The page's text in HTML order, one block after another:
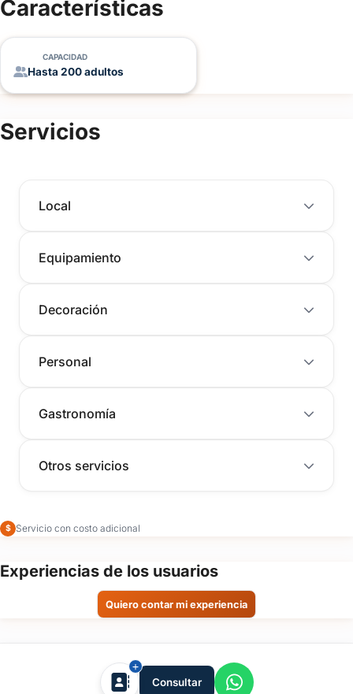
Características
CAPACIDAD
Hasta 200 adultos
Servicios
Local
Equipamiento
Decoración
Personal
Gastronomía
Otros servicios
$ Servicio con costo adicional
Experiencias de los usuarios
Quiero contar mi experiencia
Consultar
tufiesta.com.uy